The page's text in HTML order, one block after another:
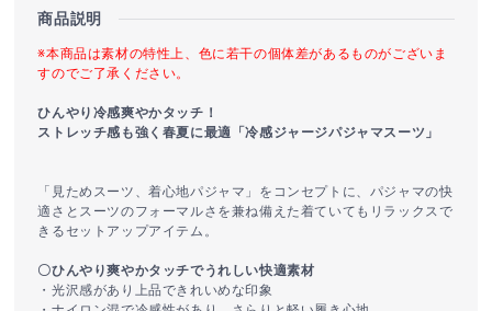
商品説明
※本商品は素材の特性上、色に若干の個体差があるものがございま
すのでご了承ください。
ひんやり冷感爽やかタッチ！
ストレッチ感も強く春夏に最適「冷感ジャージパジャマスーツ」
「見ためスーツ、着心地パジャマ」をコンセプトに、パジャマの快
適さとスーツのフォーマルさを兼ね備えた着ていてもリラックスで
きるセットアップアイテム。
〇ひんやり爽やかタッチでうれしい快適素材
・光沢感があり上品できれいめな印象